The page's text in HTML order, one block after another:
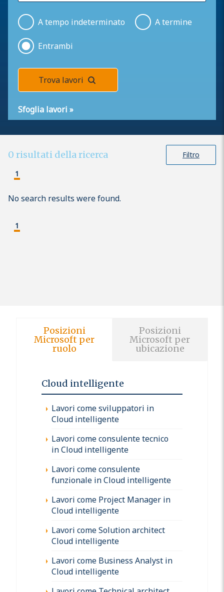
A tempo indeterminato A termine
Entrambi
Trova lavori
Sfoglia lavori »
0 risultati della ricerca
Filtro
1
No search results were found.
1
Posizioni
Microsoft per
ruolo
Posizioni
Microsoft per
ubicazione
Cloud intelligente
Lavori come sviluppatori in
Cloud intelligente
Lavori come consulente tecnico
in Cloud intelligente
Lavori come consulente
funzionale in Cloud intelligente
Lavori come Project Manager in
Cloud intelligente
Lavori come Solution architect
Cloud intelligente
Lavori come Business Analyst in
Cloud intelligente